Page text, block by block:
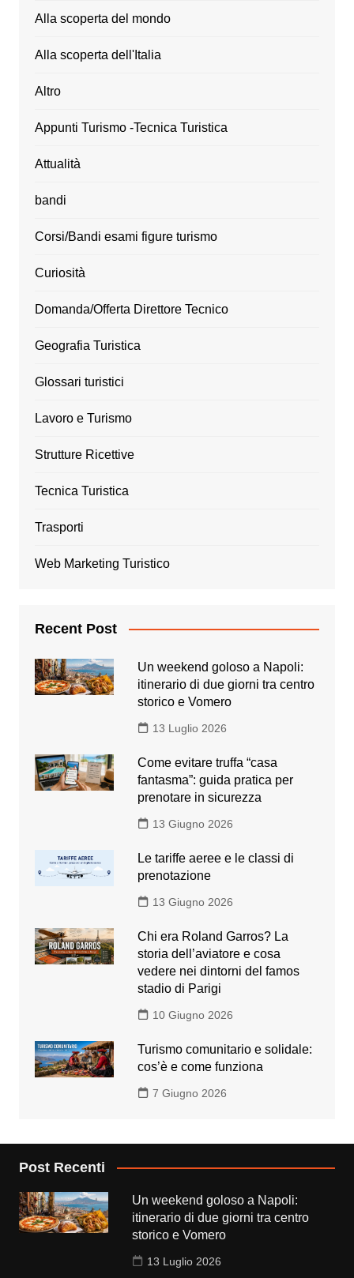
Alla scoperta del mondo
Alla scoperta dell'Italia
Altro
Appunti Turismo -Tecnica Turistica
Attualità
bandi
Corsi/Bandi esami figure turismo
Curiosità
Domanda/Offerta Direttore Tecnico
Geografia Turistica
Glossari turistici
Lavoro e Turismo
Strutture Ricettive
Tecnica Turistica
Trasporti
Web Marketing Turistico
Recent Post
Un weekend goloso a Napoli:
itinerario di due giorni tra centro
storico e Vomero
13 Luglio 2026
Come evitare truffa “casa
fantasma”: guida pratica per
prenotare in sicurezza
13 Giugno 2026
Le tariffe aeree e le classi di
prenotazione
13 Giugno 2026
Chi era Roland Garros? La
storia dell’aviatore e cosa
vedere nei dintorni del famos
stadio di Parigi
10 Giugno 2026
Turismo comunitario e solidale:
cos’è e come funziona
7 Giugno 2026
Post Recenti
Un weekend goloso a Napoli:
itinerario di due giorni tra centro
storico e Vomero
13 Luglio 2026